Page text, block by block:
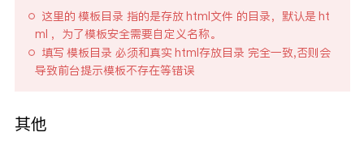
这里的 模板目录 指的是存放html文件 的目录，默认是ht
ml ，为了模板安全需要自定义名称。
填写 模板目录 必须和真实 html存放目录 完全一致,否则会
导致前台提示模板不存在等错误
其他